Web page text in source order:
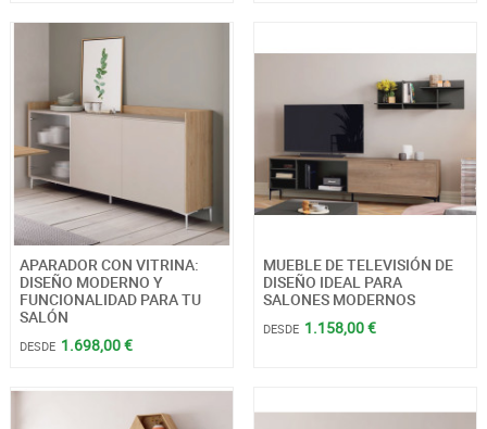
APARADOR CON VITRINA:
DISEÑO MODERNO Y
FUNCIONALIDAD PARA TU
SALÓN
DESDE 1.698,00 €
MUEBLE DE TELEVISIÓN DE
DISEÑO IDEAL PARA
SALONES MODERNOS
DESDE 1.158,00 €